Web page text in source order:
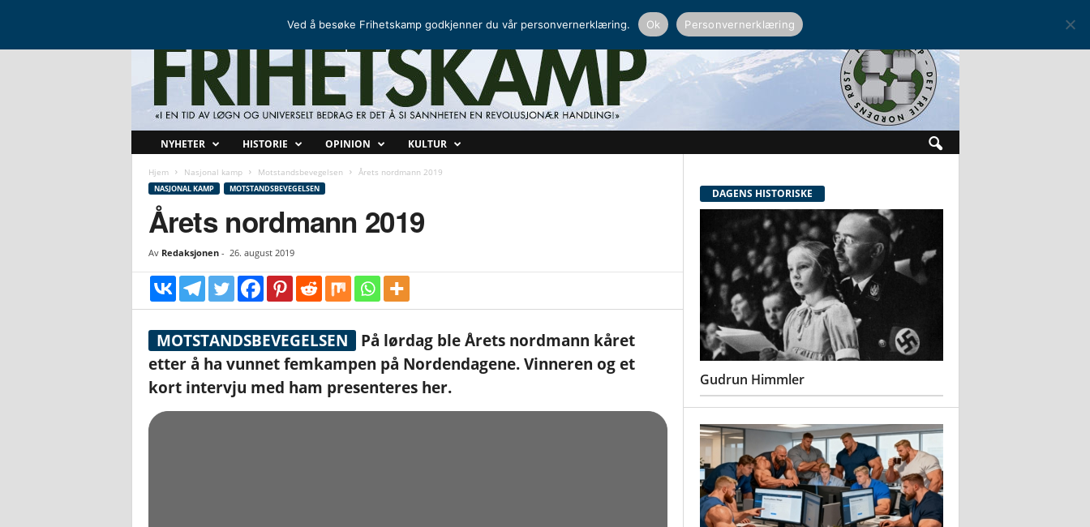
r
a
p
NYHETER HISTORIE OPINION KULTUR
Hjem Nasjonal kamp Motstandsbevegelsen Årets nordmann 2019
NASJONAL KAMP MOTSTANDSBEVEGELSEN
Årets nordmann 2019
Av Redaksjonen- 26. august 2019
MOTSTANDSBEVEGELSEN
På lørdag ble Årets nordmann kåret
etter å ha vunnet femkampen på Nordendagene. Vinneren og et
kort intervju med ham presenteres her.
DAGENS HISTORISKE
Gudrun Himmler
Ved å besøke Frihetskamp godkjenner du vår personvernerklæring. Ok Personvernerklæring